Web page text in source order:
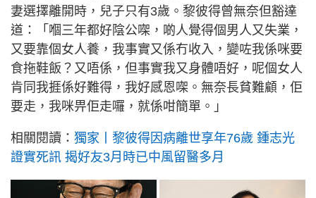
妻選擇離開時，兒子只有3歲。黎彼得曾無奈但豁達
道：「嗰三年都好陰公㗎，啲人覺得個男人又失業，
又要靠個女人養，我事實又係冇收入，變咗我係咪要
食拖鞋飯？又唔係，但事實我又身體唔好，呢個女人
肯同我捱係好難得，我好感恩㗎。無奈長貧難顧，佢
要走，我咪畀佢走囉，就係咁簡單。」
相關閱讀： 獨家丨黎彼得因病離世享年76歲 鍾志光
證實死訊 揭好友3月時已中風留醫多月